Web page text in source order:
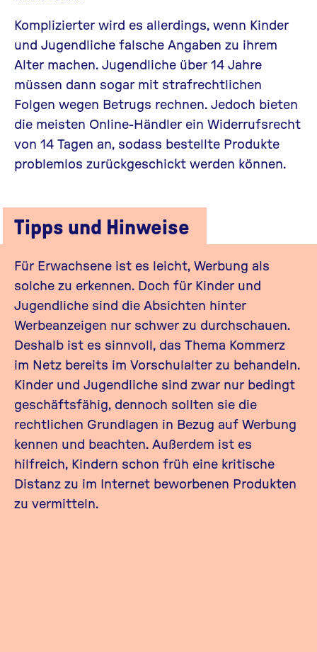
Komplizierter wird es allerdings, wenn Kinder
und Jugendliche falsche Angaben zu ihrem
Alter machen. Jugendliche über 14 Jahre
müssen dann sogar mit strafrechtlichen
Folgen wegen Betrugs rechnen. Jedoch bieten
die meisten Online-Händler ein Widerrufsrecht
von 14 Tagen an, sodass bestellte Produkte
problemlos zurückgeschickt werden können.
Tipps und Hinweise
Für Erwachsene ist es leicht, Werbung als
solche zu erkennen. Doch für Kinder und
Jugendliche sind die Absichten hinter
Werbeanzeigen nur schwer zu durchschauen.
Deshalb ist es sinnvoll, das Thema Kommerz
im Netz bereits im Vorschulalter zu behandeln.
Kinder und Jugendliche sind zwar nur bedingt
geschäftsfähig, dennoch sollten sie die
rechtlichen Grundlagen in Bezug auf Werbung
kennen und beachten. Außerdem ist es
hilfreich, Kindern schon früh eine kritische
Distanz zu im Internet beworbenen Produkten
zu vermitteln.